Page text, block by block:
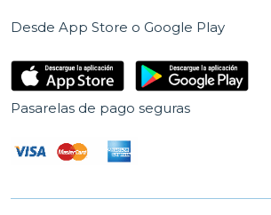
Desde App Store o Google Play
Pasarelas de pago seguras